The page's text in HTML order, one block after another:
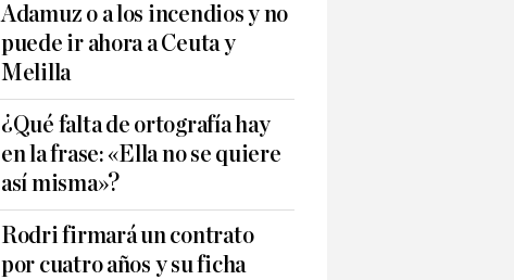
Adamuz o a los incendios y no
puede ir ahora a Ceuta y
Melilla
¿Qué falta de ortografía hay
en la frase: «Ella no se quiere
así misma»?
Rodri firmará un contrato
por cuatro años y su ficha